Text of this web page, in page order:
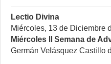
Lectio Divina
Miércoles, 13 de Diciembre
Miércoles II Semana de
Germán Velásquez Castillo